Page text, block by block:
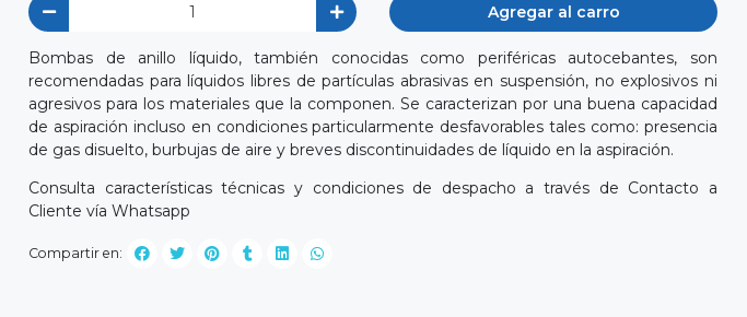
Agregar al carro
Bombas de anillo líquido, también conocidas como periféricas autocebantes, son
recomendadas para líquidos libres de partículas abrasivas en suspensión, no explosivos ni
agresivos para los materiales que la componen. Se caracterizan por una buena capacidad
de aspiración incluso en condiciones particularmente desfavorables tales como: presencia
de gas disuelto, burbujas de aire y breves discontinuidades de líquido en la aspiración.
Consulta características técnicas y condiciones de despacho a través de Contacto a
Cliente vía Whatsapp
Compartir en: